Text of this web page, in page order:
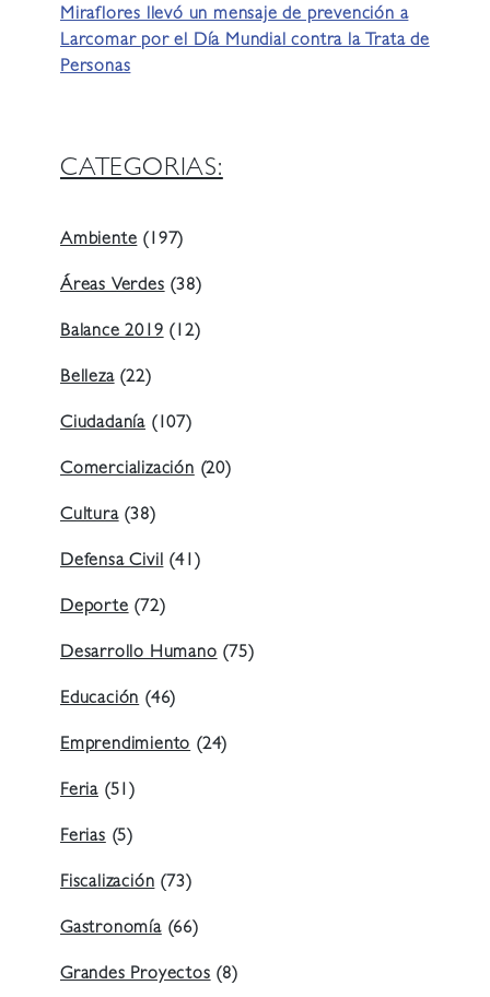
Miraflores llevó un mensaje de prevención a
Larcomar por el Día Mundial contra la Trata de
Personas
CATEGORIAS:
Ambiente (197)
Áreas Verdes (38)
Balance 2019 (12)
Belleza(22)
Ciudadanía (107)
Comercialización (20)
Cultura(38)
Defensa Civil (41)
Deporte (72)
Desarrollo Humano (75)
Educación (46)
Emprendimiento (24)
Feria (51)
Ferias (5)
Fiscalización (73)
Gastronomía(66)
Grandes Proyectos (8)